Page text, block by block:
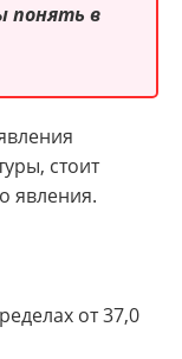
понять в
стоит
явления.
от 37,0